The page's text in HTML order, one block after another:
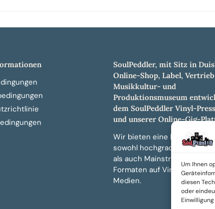
Um Ihnen
diesen
oder
SoulPeddler, mit Sitz in
Online-Shop, Label,
Musikkultur- und
Produktionsmuseum
dem SoulPeddler Vinyl-
und unserer Online-Gig-
Wir bieten eine breite
sowohl hochgradig
als auch Mainstream-Titeln
Formaten auf Vinyl, CD und
Medien.